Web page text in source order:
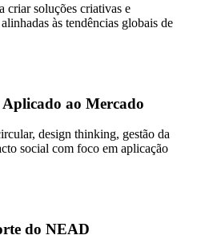
criar soluções criativas e
às tendências globais de
ao Mercado
design thinking, gestão da
social com foco em aplicação
do NEAD